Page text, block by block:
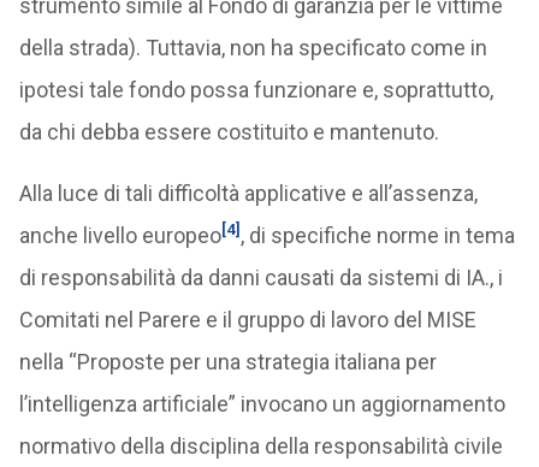
strumento simile al Fondo di garanzia per le vittime
della strada). Tuttavia, non ha specificato come in
ipotesi tale fondo possa funzionare e, soprattutto,
da chi debba essere costituito e mantenuto.
Alla luce di tali difficoltà applicative e all’assenza,
anche livello europeo[4] , di specifiche norme in tema
di responsabilità da danni causati da sistemi di IA., i
Comitati nel Parere e il gruppo di lavoro del MISE
nella “Proposte per una strategia italiana per
l’intelligenza artificiale” invocano un aggiornamento
normativo della disciplina della responsabilità civile